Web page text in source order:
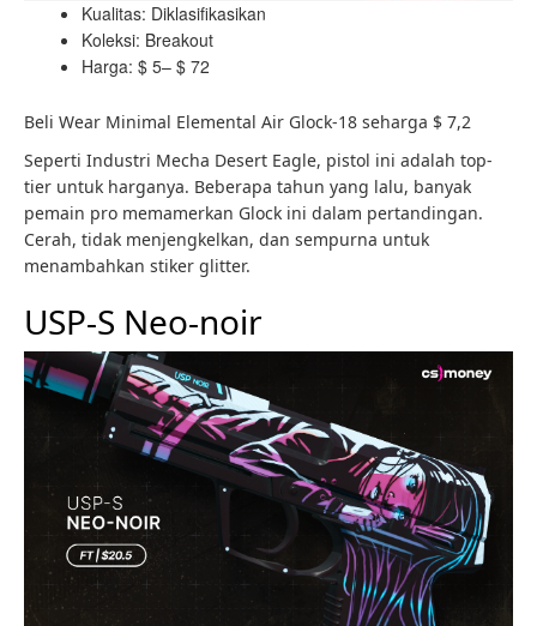
Kualitas: Diklasifikasikan
Koleksi: Breakout
Harga: $ 5– $ 72
Beli Wear Minimal Elemental Air Glock-18 seharga $ 7,2
Seperti Industri Mecha Desert Eagle, pistol ini adalah top-
tier untuk harganya. Beberapa tahun yang lalu, banyak
pemain pro memamerkan Glock ini dalam pertandingan.
Cerah, tidak menjengkelkan, dan sempurna untuk
menambahkan stiker glitter.
USP-S Neo-noir